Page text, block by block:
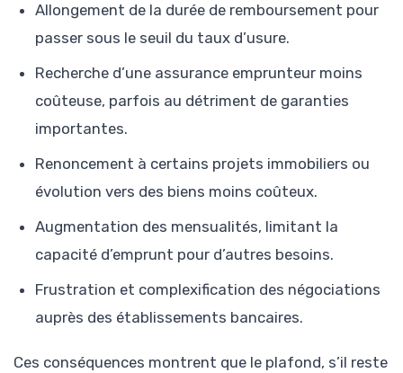
Allongement de la durée de remboursement pour
passer sous le seuil du taux d’usure.
Recherche d’une assurance emprunteur moins
coûteuse, parfois au détriment de garanties
importantes.
Renoncement à certains projets immobiliers ou
évolution vers des biens moins coûteux.
Augmentation des mensualités, limitant la
capacité d’emprunt pour d’autres besoins.
Frustration et complexification des négociations
auprès des établissements bancaires.
Ces conséquences montrent que le plafond, s’il reste